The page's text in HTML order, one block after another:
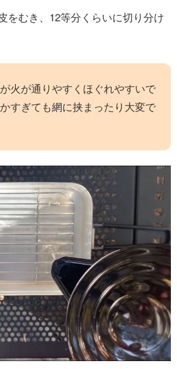
をむき、12等分くらいに切り分け
火が通りやすくほぐれやすいで
すぎても網に挟まったり大変で